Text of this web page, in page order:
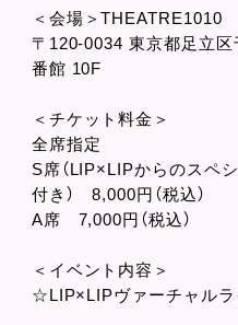
＜会場＞THEATRE1010
〒120-0034 東京都足立
番館 10F
＜チケット料金＞
全席指定
S席（LIP×LIPからのスペ
付き） 8,000円（税込）
A席 7,000円（税込）
＜イベント内容＞
☆LIP×LIPヴァーチャルラ